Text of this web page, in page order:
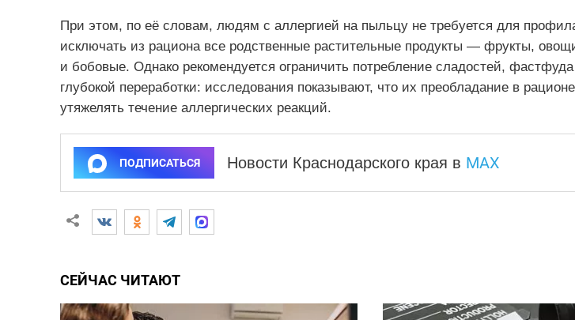
При этом, по её словам, людям с аллергией на пыльцу не требуется для
исключать из рациона все родственные растительные продукты — фрукты,
и бобовые. Однако рекомендуется ограничить потребление сладостей, фастфуда
глубокой переработки: исследования показывают, что их преобладание в
утяжелять течение аллергических реакций.
ПОДПИСАТЬСЯ Новости Краснодарского края в MAX
СЕЙЧАС ЧИТАЮТ